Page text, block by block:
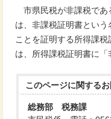
市県民税が非課税であ
は、非課税証明書とい
ことを証明する所得課
は、所得課税証明書に「
このページに関する
総務部 税務課